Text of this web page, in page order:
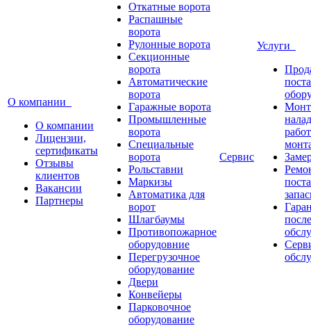
О компании
О компании
Лицензии,
сертификаты
Отзывы
клиентов
Вакансии
Партнеры
Откатные ворота
Распашные
ворота
Рулонные ворота
Секционные
ворота
Автоматические
ворота
Гаражные ворота
Промышленные
ворота
Специальные
ворота
Рольставни
Маркизы
Автоматика для
ворот
Шлагбаумы
Противопожарное
оборудовние
Перегрузочное
оборудование
Двери
Конвейеры
Парковочное
оборудование
Сервис
Услуги